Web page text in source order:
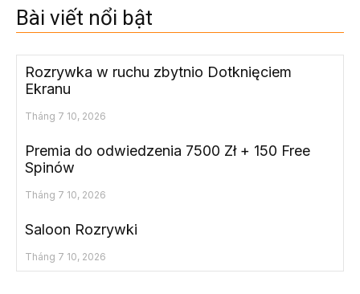
Bài viết nổi bật
Rozrywka w ruchu zbytnio Dotknięciem
Ekranu
Tháng 7 10, 2026
Premia do odwiedzenia 7500 Zł + 150 Free
Spinów
Tháng 7 10, 2026
Saloon Rozrywki
Tháng 7 10, 2026